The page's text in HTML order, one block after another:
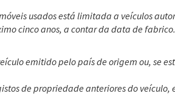
usados está limitada a veículos
cinco anos, a contar da data de
emitido pelo país de origem ou, se
de propriedade anteriores do